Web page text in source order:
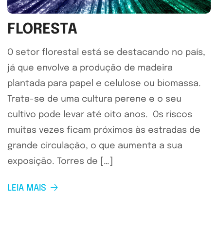
FLORESTA
O setor florestal está se destacando no país,
já que envolve a produção de madeira
plantada para papel e celulose ou biomassa.
Trata-se de uma cultura perene e o seu
cultivo pode levar até oito anos. Os riscos
muitas vezes ficam próximos às estradas de
grande circulação, o que aumenta a sua
exposição. Torres de […]
LEIA MAIS